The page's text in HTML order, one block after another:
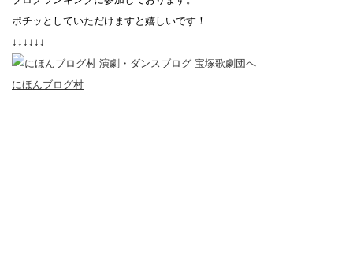
ポチッとしていただけますと嬉しいです！
↓↓↓↓↓↓
にほんブログ村